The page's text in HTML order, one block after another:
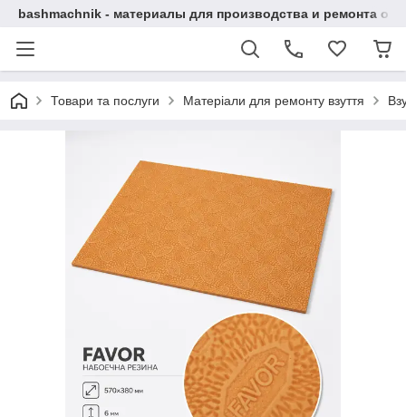
bashmachnik - материалы для производства и ремонта
Товари та послуги Матеріали для ремонту взуття